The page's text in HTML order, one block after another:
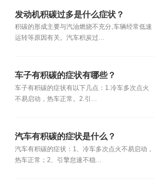
发动机积碳过多是什么症状？
积碳的形成主要与汽油燃烧不充分,车辆经常低速
运转等原因有关。汽车积炭过...
车子有积碳的症状有哪些？
车子有积碳的症状有以下几点：1.冷车多次点火
不易启动，热车正常。2.引...
汽车有积碳的症状是什么？
汽车有积碳的症状：1、冷车多次点火不易启动，
热车正常；2、引擎怠速不稳...